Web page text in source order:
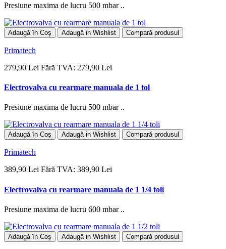
Presiune maxima de lucru 500 mbar ..
Adaugă în Coş Adaugă in Wishlist Compară produsul
Primatech
279,90 Lei Fără TVA: 279,90 Lei
Electrovalva cu rearmare manuala de 1 tol
Presiune maxima de lucru 500 mbar ..
Adaugă în Coş Adaugă in Wishlist Compară produsul
Primatech
389,90 Lei Fără TVA: 389,90 Lei
Electrovalva cu rearmare manuala de 1 1/4 toli
Presiune maxima de lucru 600 mbar ..
Adaugă în Coş Adaugă in Wishlist Compară produsul